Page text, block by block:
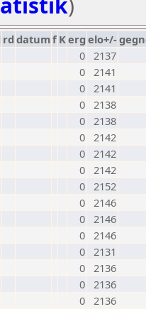
rd datumf Kerg elo+/-
0 2137
0 2141
0 2141
0 2138
0 2138
0 2142
0 2142
0 2142
0 2152
0 2146
0 2146
0 2146
0 2131
0 2136
0 2136
0 2136